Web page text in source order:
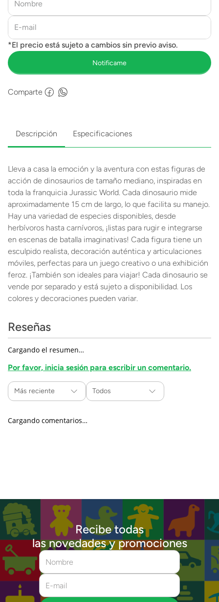
Comparte
Descripción Especificaciones
Lleva a casa la emoción y la aventura con estas figuras de
acción de dinosaurios de tamaño mediano, inspiradas en
toda la franquicia Jurassic World. Cada dinosaurio mide
aproximadamente 15 cm de largo, lo que facilita su manejo.
Hay una variedad de especies disponibles, desde
herbívoros hasta carnívoros, ¡listas para rugir e integrarse
en escenas de batalla imaginativas! Cada figura tiene un
esculpido realista, decoración auténtica y articulaciones
móviles, perfectas para un juego creativo o una exhibición
feroz. ¡También son ideales para viajar! Cada dinosaurio se
vende por separado y está sujeto a disponibilidad. Los
colores y decoraciones pueden variar.
Reseñas
Cargando el resumen…
Por favor, inicia sesión para escribir un comentario.
Más reciente Todos
Cargando comentarios…
Recibe todas
las novedades y promociones